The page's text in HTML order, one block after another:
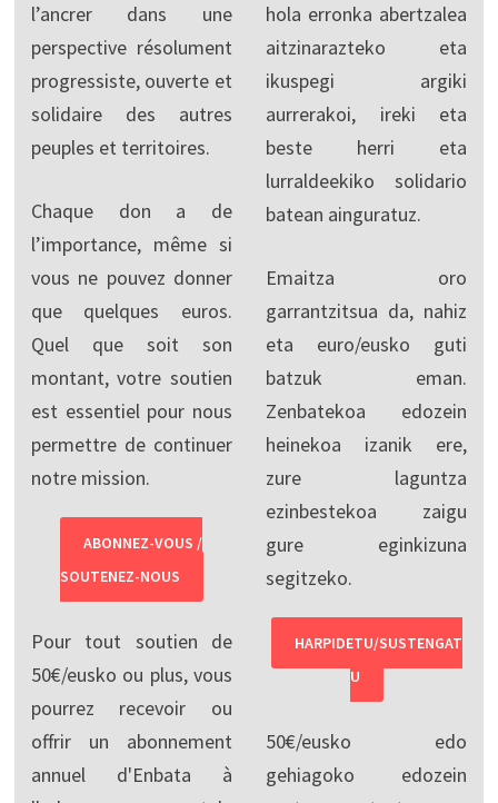
l’ancrer dans une
perspective résolument
progressiste, ouverte et
solidaire des autres
peuples et territoires.
Chaque don a de
l’importance, même si
vous ne pouvez donner
que quelques euros.
Quel que soit son
montant, votre soutien
est essentiel pour nous
permettre de continuer
notre mission.
ABONNEZ-VOUS /
SOUTENEZ-NOUS
Pour tout soutien de
50€/eusko ou plus, vous
pourrez recevoir ou
offrir un abonnement
annuel d'Enbata à
hola erronka abertzalea
aitzinarazteko eta
ikuspegi argiki
aurrerakoi, ireki eta
beste herri eta
lurraldeekiko solidario
batean ainguratuz.
Emaitza oro
garrantzitsua da, nahiz
eta euro/eusko guti
batzuk eman.
Zenbatekoa edozein
heinekoa izanik ere,
zure laguntza
ezinbestekoa zaigu
gure eginkizuna
segitzeko.
HARPIDETU/SUSTENGAT
U
50€/eusko edo
gehiagoko edozein